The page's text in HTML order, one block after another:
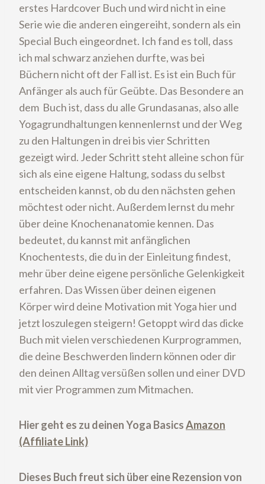
erstes Hardcover Buch und wird nicht in eine
Serie wie die anderen eingereiht, sondern als ein
Special Buch eingeordnet. Ich fand es toll, dass
ich mal schwarz anziehen durfte, was bei
Büchern nicht oft der Fall ist. Es ist ein Buch für
Anfänger als auch für Geübte. Das Besondere an
dem Buch ist, dass du alle Grundasanas, also alle
Yogagrundhaltungen kennenlernst und der Weg
zu den Haltungen in drei bis vier Schritten
gezeigt wird. Jeder Schritt steht alleine schon für
sich als eine eigene Haltung, sodass du selbst
entscheiden kannst, ob du den nächsten gehen
möchtest oder nicht. Außerdem lernst du mehr
über deine Knochenanatomie kennen. Das
bedeutet, du kannst mit anfänglichen
Knochentests, die du in der Einleitung findest,
mehr über deine eigene persönliche Gelenkigkeit
erfahren. Das Wissen über deinen eigenen
Körper wird deine Motivation mit Yoga hier und
jetzt loszulegen steigern! Getoppt wird das dicke
Buch mit vielen verschiedenen Kurprogrammen,
die deine Beschwerden lindern können oder dir
den deinen Alltag versüßen sollen und einer DVD
mit vier Programmen zum Mitmachen.
Hier geht es zu deinen Yoga BasicsAmazon
(Affiliate Link)
Dieses Buch freut sich über eine Rezension von